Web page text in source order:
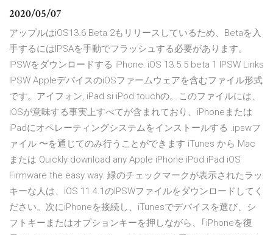
2020/05/07
アップルはiOS13.6 Beta 2もリリースしているため、Betaを入
手するにはIPSAを手動でフラッシュする必要があります。
IPSWをダウンロードする iPhone: iOS 13.5.5 beta 1 IPSW Links
IPSW AppleデバイスのiOSファームウェアを含むファイル形式
です。アイフォン, iPad si iPod touchの。このファイルには、
iOSが意味する事実上すべてが含まれており、iPhoneまたは
iPadにオペレーティングシステムをインストールする .ipswフ
ァイル 〜を通じてのみ行うことができます iTunes から Mac
または Quickly download any Apple iPhone iPod iPad iOS
Firmware the easy way. 緑のチェックマークが表示されたラッ
キーな人は、iOS 11.4.1のIPSWファイルをダウンロードしてく
ださい。次にiPhoneを接続し、iTunesでデバイスを選び、シ
フトキーまたはオプションキーを押しながら、｢iPhoneを復